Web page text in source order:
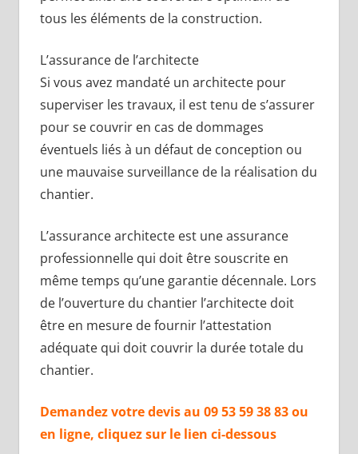
tous les éléments de la construction.
L’assurance de l’architecte
Si vous avez mandaté un architecte pour
superviser les travaux, il est tenu de s’assurer
pour se couvrir en cas de dommages
éventuels liés à un défaut de conception ou
une mauvaise surveillance de la réalisation du
chantier.
L’assurance architecte est une assurance
professionnelle qui doit être souscrite en
même temps qu’une garantie décennale. Lors
de l’ouverture du chantier l’architecte doit
être en mesure de fournir l’attestation
adéquate qui doit couvrir la durée totale du
chantier.
Demandez votre devis au 09 53 59 38 83 ou
en ligne, cliquez sur le lien ci-dessous